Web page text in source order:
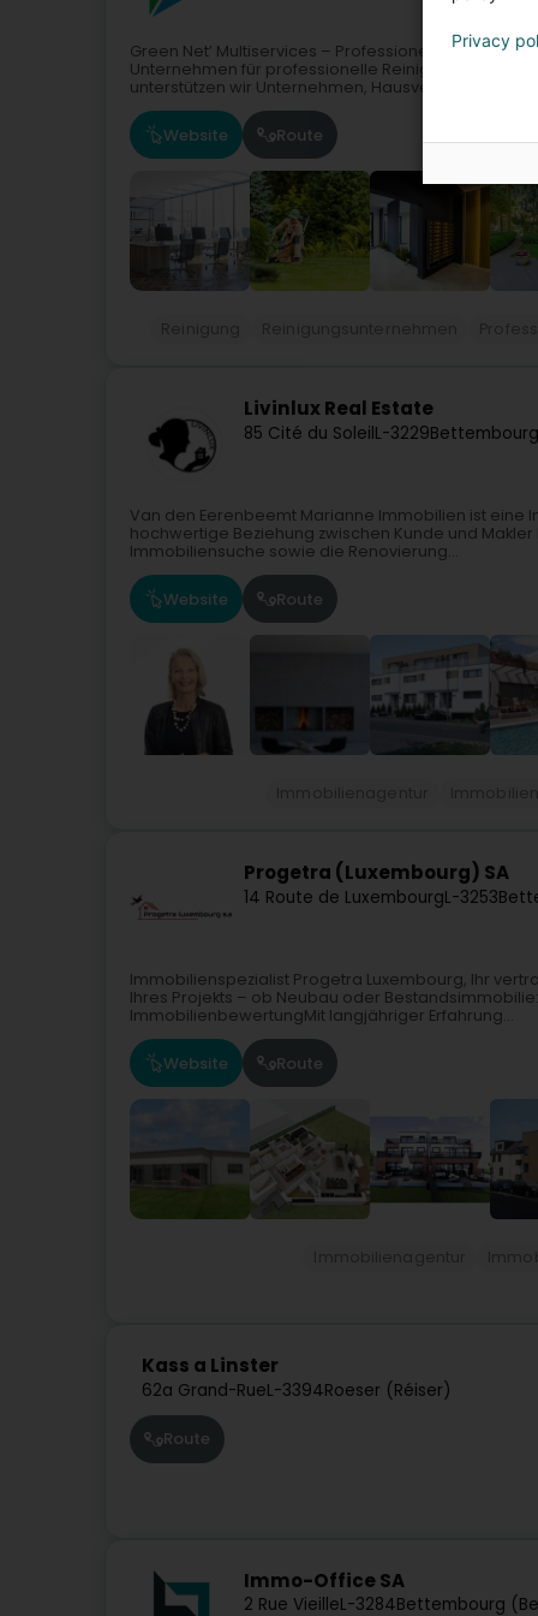
Green Net’ Multiservices – Professionelle
Unternehmen für professionelle Reinigung und
unterstützen wir Unternehmen, Hausverwaltungen,...
Website Route
Livinlux Real Estate
85 Cité du SoleilL-3229
Van den Eerenbeemt Marianne Immobilien ist
hochwertige Beziehung zwischen Kunde und
Immobiliensuche sowie die Renovierung...
Website Route
Progetra (Luxembourg) SA
14 Route de LuxembourgL-3253
Immobilienspezialist Progetra Luxembourg, Ihr
Ihres Projekts – ob Neubau oder
ImmobilienbewertungMit langjähriger Erfahrung...
Website Route
Kass a Linster
62a Grand-RueL-3394Roeser (Réiser)
Route
Immo-Office SA
2 Rue VieilleL-3284Bettembourg
Privacy